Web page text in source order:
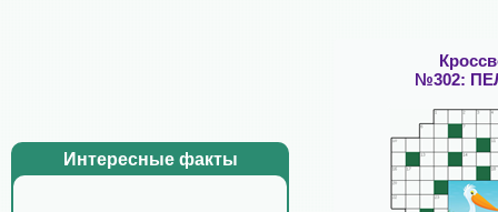
Интересные факты
№302: